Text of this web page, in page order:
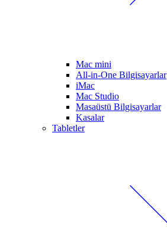
Mac mini
All-in-One Bilgisayarlar
iMac
Mac Studio
Masaüstü Bilgisayarlar
Kasalar
Tabletler